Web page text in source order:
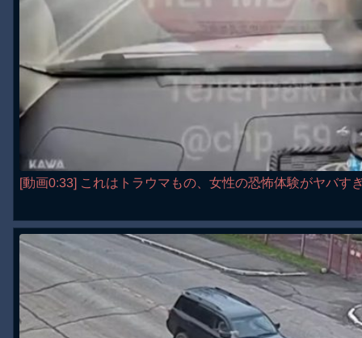
[動画0:33] これはトラウマもの、女性の恐怖体験がヤバす